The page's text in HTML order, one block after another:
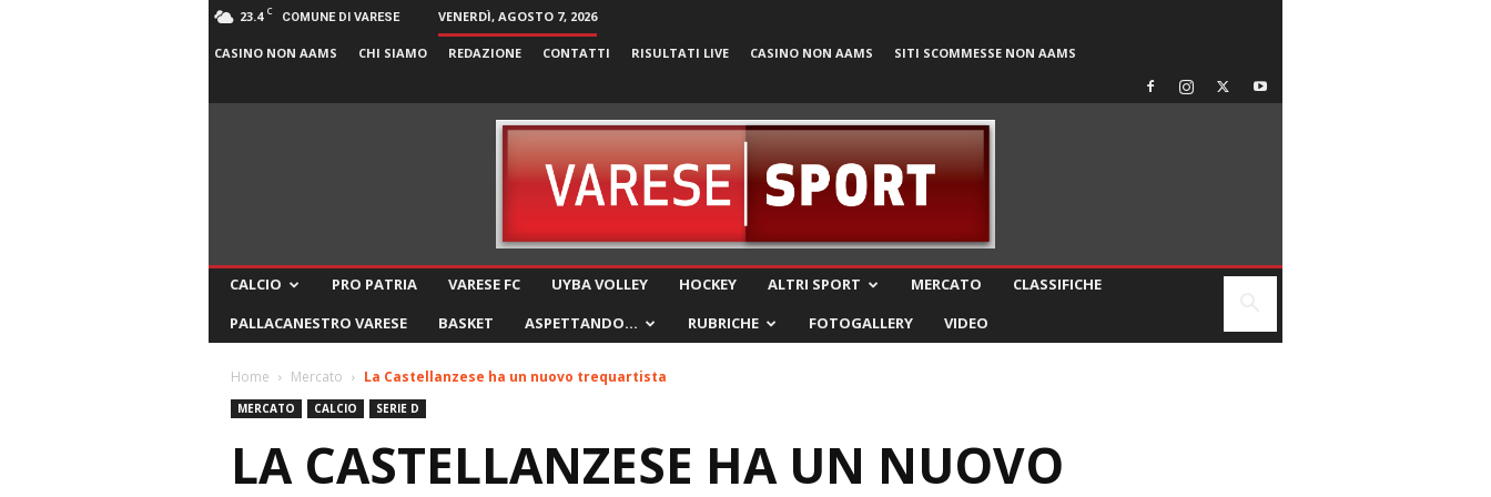
23.4 C COMUNE DI VARESE VENERDÌ, AGOSTO 7, 2026
CASINO NON AAMS CHI SIAMO REDAZIONE CONTATTI RISULTATI LIVE CASINO NON AAMS SITI SCOMMESSE NON AAMS
CALCIO PRO PATRIA VARESE FC UYBA VOLLEY HOCKEY ALTRI SPORT MERCATO
CLASSIFICHE
PALLACANESTRO VARESE
BASKET ASPETTANDO… RUBRICHE FOTOGALLERY VIDEO
Home Mercato La Castellanzese ha un nuovo trequartista
MERCATO CALCIO SERIE D
LA CASTELLANZESE HA UN NUOVO